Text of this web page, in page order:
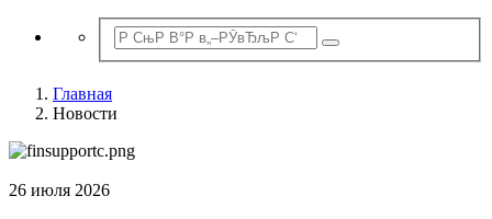
Главная
Новости
26 июля 2026